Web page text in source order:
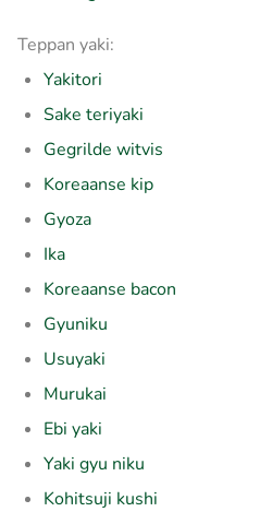
Teppan yaki:
Yakitori
Sake teriyaki
Gegrilde witvis
Koreaanse kip
Gyoza
Ika
Koreaanse bacon
Gyuniku
Usuyaki
Murukai
Ebi yaki
Yaki gyu niku
Kohitsuji kushi